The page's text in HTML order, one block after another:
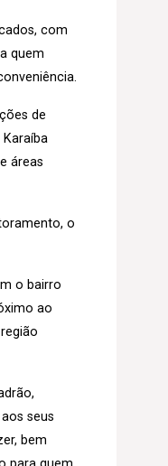
com
quem
de
áreas
o
o bairro
ao
seus
bem